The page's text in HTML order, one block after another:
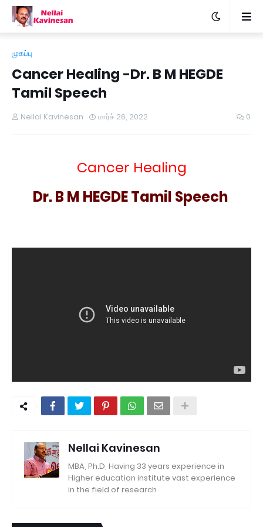
முகப்பு
Cancer Healing -Dr. B M HEGDE
Tamil Speech
Nellai Kavinesan மார்ச் 26, 2022 0
Cancer Healing
Dr. B M HEGDE Tamil Speech
Nellai Kavinesan
MBA, Ph.D, Having 33 years experience in
Higher education institute vast experience
in the field of research